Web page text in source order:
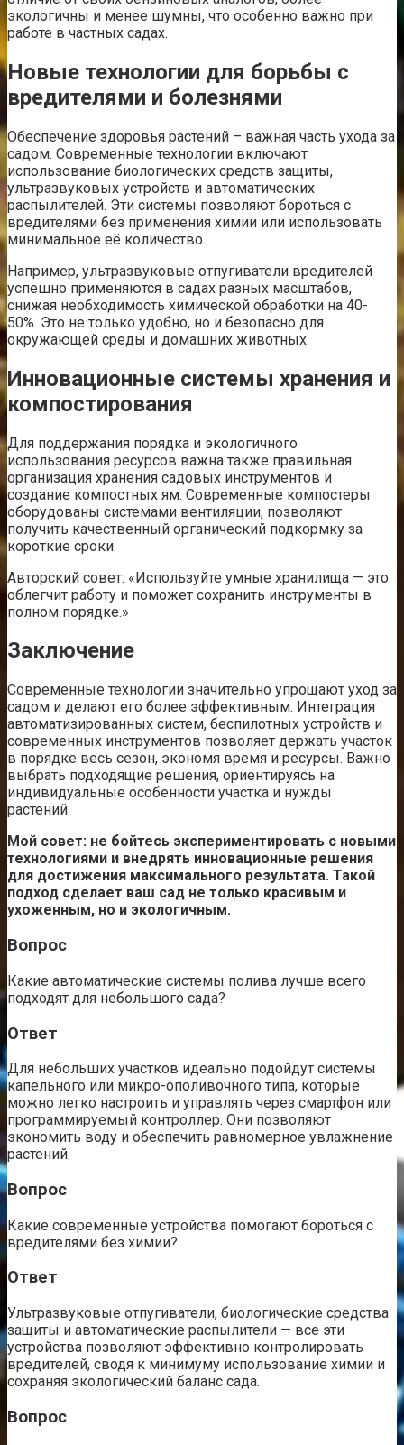
экологичны и менее шумны, что особенно важно при
работе в частных садах.
Новые технологии для борьбы с
вредителями и болезнями
Обеспечение здоровья растений – важная часть ухода за
садом. Современные технологии включают
использование биологических средств защиты,
ультразвуковых устройств и автоматических
распылителей. Эти системы позволяют бороться с
вредителями без применения химии или использовать
минимальное её количество.
Например, ультразвуковые отпугиватели вредителей
успешно применяются в садах разных масштабов,
снижая необходимость химической обработки на 40-
50%. Это не только удобно, но и безопасно для
окружающей среды и домашних животных.
Инновационные системы хранения и
компостирования
Для поддержания порядка и экологичного
использования ресурсов важна также правильная
организация хранения садовых инструментов и
создание компостных ям. Современные компостеры
оборудованы системами вентиляции, позволяют
получить качественный органический подкормку за
короткие сроки.
Авторский совет: «Используйте умные хранилища — это
облегчит работу и поможет сохранить инструменты в
полном порядке.»
Заключение
Современные технологии значительно упрощают уход за
садом и делают его более эффективным. Интеграция
автоматизированных систем, беспилотных устройств и
современных инструментов позволяет держать участок
в порядке весь сезон, экономя время и ресурсы. Важно
выбрать подходящие решения, ориентируясь на
индивидуальные особенности участка и нужды
растений.
Мой совет: не бойтесь экспериментировать с новыми
технологиями и внедрять инновационные решения
для достижения максимального результата. Такой
подход сделает ваш сад не только красивым и
ухоженным, но и экологичным.
Вопрос
Какие автоматические системы полива лучше всего
подходят для небольшого сада?
Ответ
Для небольших участков идеально подойдут системы
капельного или микро-ополивочного типа, которые
можно легко настроить и управлять через смартфон или
программируемый контроллер. Они позволяют
экономить воду и обеспечить равномерное увлажнение
растений.
Вопрос
Какие современные устройства помогают бороться с
вредителями без химии?
Ответ
Ультразвуковые отпугиватели, биологические средства
защиты и автоматические распылители — все эти
устройства позволяют эффективно контролировать
вредителей, сводя к минимуму использование химии и
сохраняя экологический баланс сада.
Вопрос